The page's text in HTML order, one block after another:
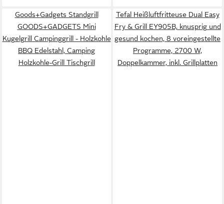
Goods+Gadgets Standgrill
GOODS+GADGETS Mini
Kugelgrill Campinggrill - Holzkohle
BBQ Edelstahl, Camping
Holzkohle-Grill Tischgrill
Tefal Heißluftfritteuse Dual Easy
Fry & Grill EY905B, knusprig und
gesund kochen, 8 voreingestellte
Programme, 2700 W,
Doppelkammer, inkl. Grillplatten